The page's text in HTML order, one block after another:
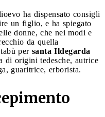
ha dispensato consigli
un figlio, e ha spiegato
donne, che nei modi e
da quella
per santa Ildegarda
di origini tedesche, autrice
guaritrice, erborista.